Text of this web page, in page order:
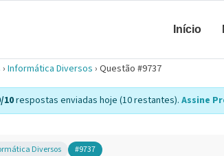
Início
› Informática Diversos › Questão #9737
10respostas enviadas hoje (10 restantes). Assine
Diversos #9737